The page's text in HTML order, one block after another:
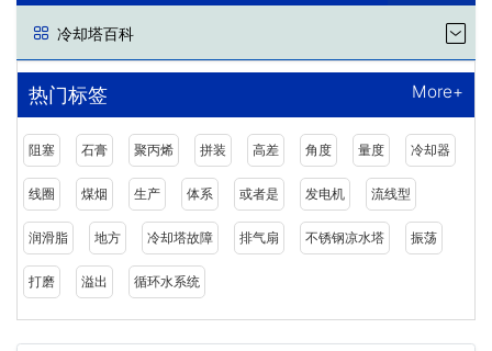
冷却塔百科
热门标签 More+
阻塞 石膏 聚丙烯 拼装 高差 角度 量度 冷却器
线圈 煤烟 生产 体系 或者是 发电机 流线型
润滑脂 地方 冷却塔故障 排气扇 不锈钢凉水塔 振荡
打磨 溢出 循环水系统